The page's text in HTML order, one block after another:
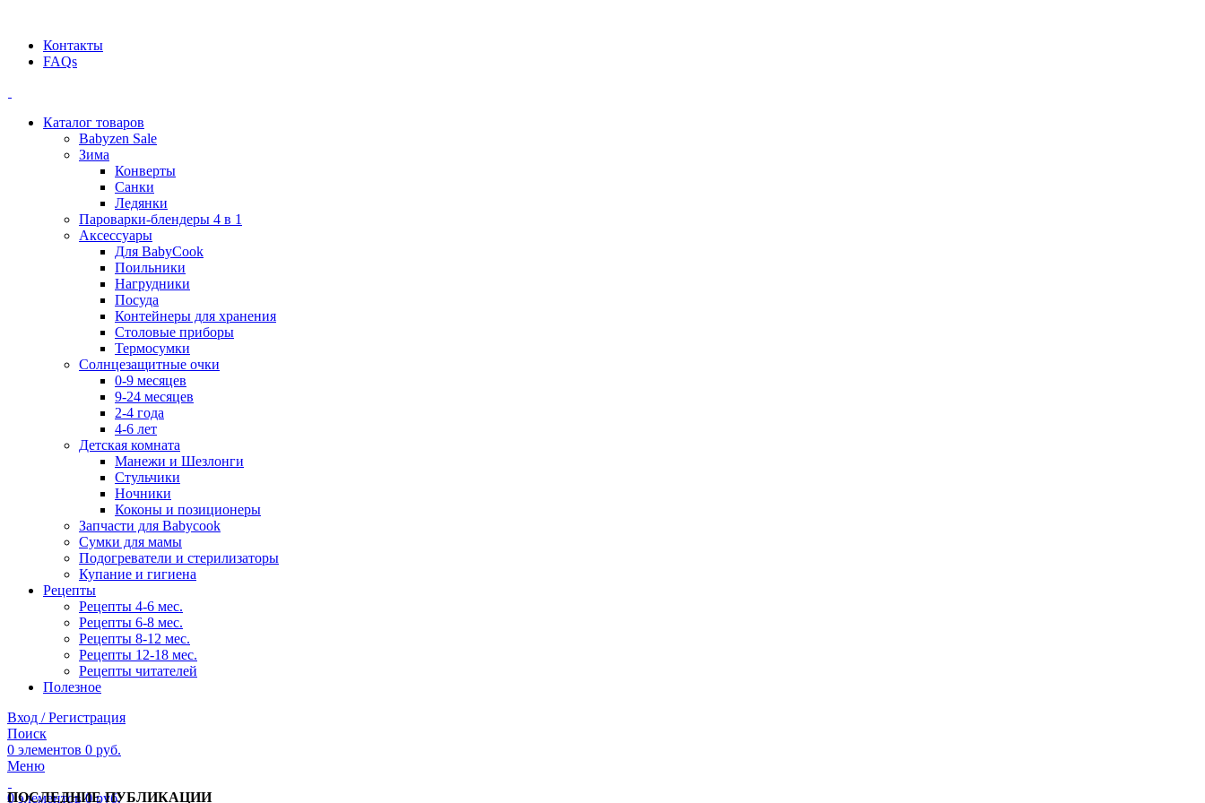
Контакты
FAQs
Каталог товаров
Babyzen Sale
Зима
Конверты
Санки
Ледянки
Пароварки-блендеры 4 в 1
Аксессуары
Для BabyCook
Поильники
Нагрудники
Посуда
Контейнеры для хранения
Столовые приборы
Термосумки
Солнцезащитные очки
0-9 месяцев
9-24 месяцев
2-4 года
4-6 лет
Детская комната
Манежи и Шезлонги
Стульчики
Ночники
Коконы и позиционеры
Запчасти для Babycook
Сумки для мамы
Подогреватели и стерилизаторы
Купание и гигиена
Рецепты
Рецепты 4-6 мес.
Рецепты 6-8 мес.
Рецепты 8-12 мес.
Рецепты 12-18 мес.
Рецепты читателей
Полезное
Вход / Регистрация
Поиск
0 элементов 0 руб.
Меню
0элементов 0руб.
ПОСЛЕДНИЕ ПУБЛИКАЦИИ